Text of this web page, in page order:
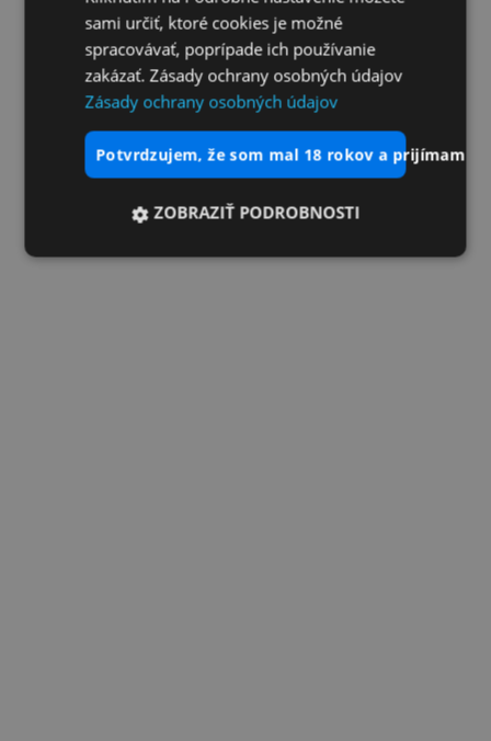
sami určiť, ktoré cookies je možné
spracovávať, poprípade ich používanie
zakázať. Zásady ochrany osobných údajov
Zásady ochrany osobných údajov
potvrdzujem, že som mal 18 rokov a prijímam
ZOBRAZIŤ PODROBNOSTI